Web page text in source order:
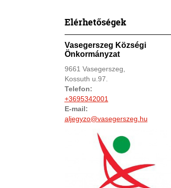
Elérhetőségek
Vasegerszeg Községi
Önkormányzat
9661 Vasegerszeg,
Kossuth u.97.
Telefon:
+3695342001
E-mail:
aljegyzo@vasegerszeg.hu